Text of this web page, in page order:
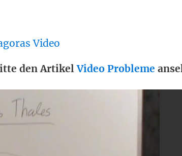
Video
den ArtikelVideo Probleme